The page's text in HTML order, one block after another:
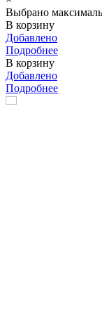
Выбрано
В корзину
Добавлено
Подробнее
В корзину
Добавлено
Подробнее